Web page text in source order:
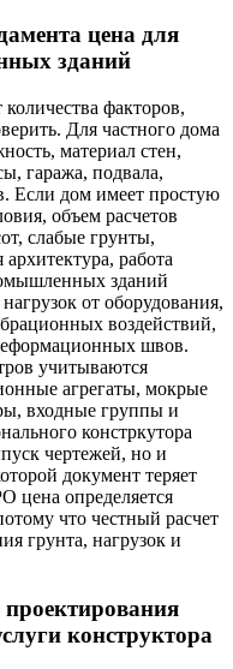
цена для
зданий
факторов,
Для частного дома
материал стен,
гаража, подвала,
Если дом имеет простую
объем расчетов
слабые грунты,
работа
зданий
от оборудования,
воздействий,
швов.
учитываются
агрегаты, мокрые
входные группы и
констркутора
чертежей, но и
документ теряет
цена определяется
что честный расчет
грунта, нагрузок и
конструктора